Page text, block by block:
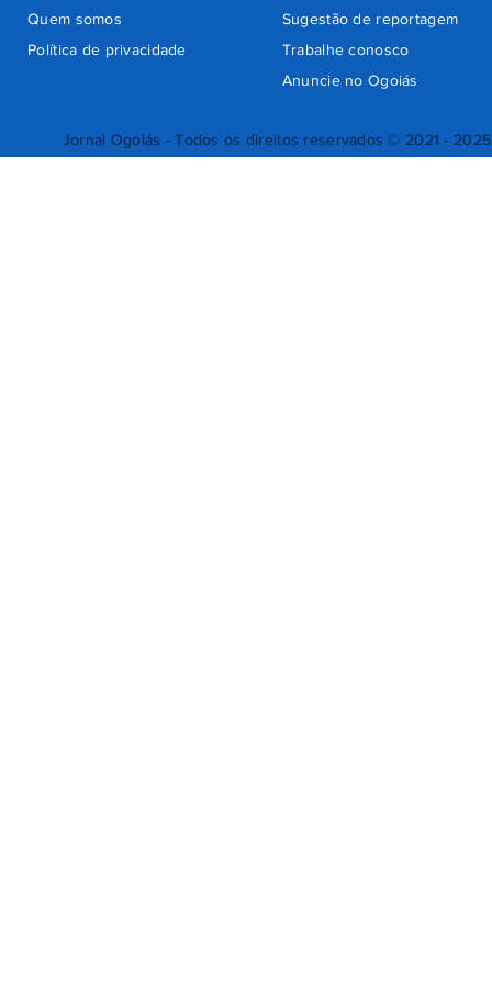
Jornal Ogoiás - Todos os direitos reservados © 2021 - 2025
Quem somos
Sugestão de reportagem
Trabalhe conosco
Política de privacidade
Anuncie no Ogoiás